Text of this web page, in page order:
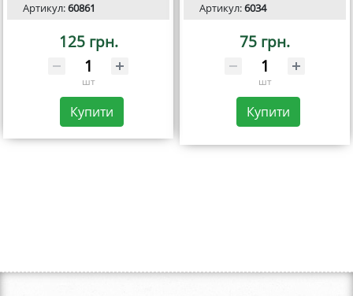
Артикул:60861
125 грн.
шт
Купити
Артикул:6034
75 грн.
шт
Купити